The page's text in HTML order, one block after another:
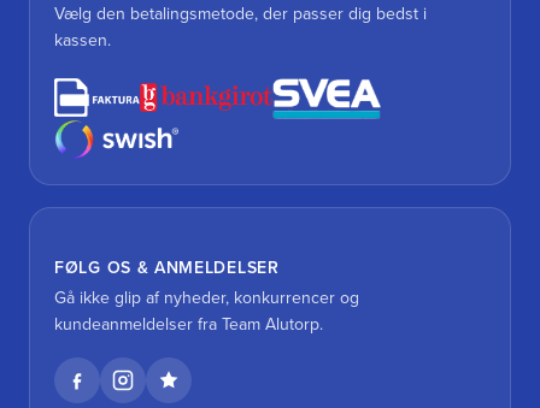
Vælg den betalingsmetode, der passer dig bedst i
kassen.
FØLG OS & ANMELDELSER
Gå ikke glip af nyheder, konkurrencer og
kundeanmeldelser fra Team Alutorp.